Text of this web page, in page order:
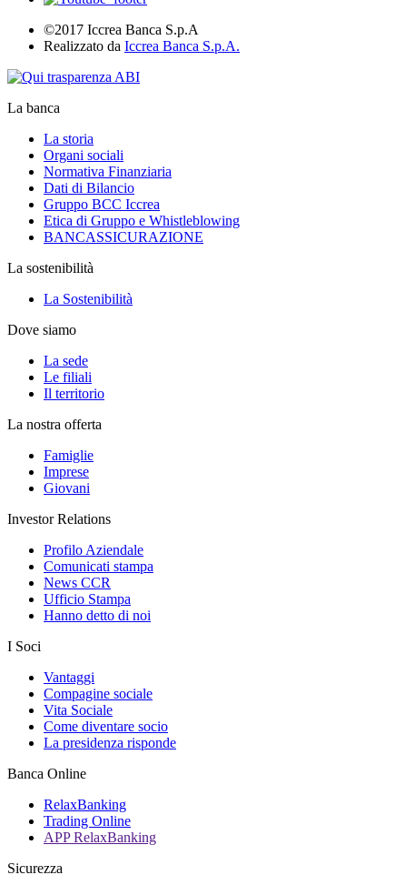
©2017 Iccrea Banca S.p.A
Realizzato da Iccrea Banca S.p.A.
La banca
La storia
Organi sociali
Normativa Finanziaria
Dati di Bilancio
Gruppo BCC Iccrea
Etica di Gruppo e Whistleblowing
BANCASSICURAZIONE
La sostenibilità
La Sostenibilità
Dove siamo
La sede
Le filiali
Il territorio
La nostra offerta
Famiglie
Imprese
Giovani
Investor Relations
Profilo Aziendale
Comunicati stampa
News CCR
Ufficio Stampa
Hanno detto di noi
I Soci
Vantaggi
Compagine sociale
Vita Sociale
Come diventare socio
La presidenza risponde
Banca Online
RelaxBanking
Trading Online
APP RelaxBanking
Sicurezza